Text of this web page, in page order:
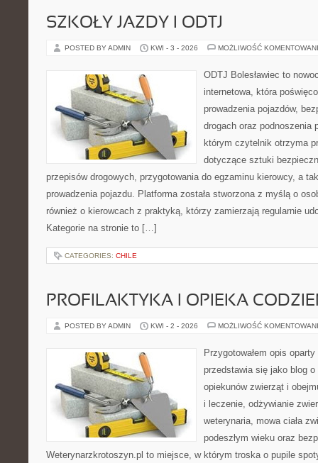
SZKOŁY JAZDY I ODTJ
POSTED BY ADMIN KWI - 3 - 2026 MOŻLIWOŚĆ
ODTJ Bolesławiec to
internetowa, która
prowadzenia pojazdów,
drogach oraz podnoszenia
którym czytelnik otrzyma
dotyczące sztuki
przepisów drogowych, przygotowania do egzaminu kierowcy, a
prowadzenia pojazdu. Platforma została stworzona z myślą o
również o kierowcach z praktyką, którzy zamierzają regularnie
Kategorie na stronie to […]
CATEGORIES: CHILE
PROFILAKTYKA I OPIEKA
POSTED BY ADMIN KWI - 2 - 2026 MOŻLIWOŚĆ
Przygotowałem opis
przedstawia się jako blog
opiekunów zwierząt i
i leczenie, odżywianie
weterynaria, mowa ciała
podeszłym wieku oraz
Weterynarzkrotoszyn.pl to miejsce, w którym troska o pupile